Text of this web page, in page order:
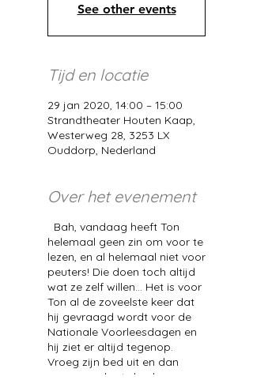
See other events
Tijd en locatie
29 jan 2020, 14:00 – 15:00
Strandtheater Houten Kaap,
Westerweg 28, 3253 LX
Ouddorp, Nederland
Over het evenement
Bah, vandaag heeft Ton
helemaal geen zin om voor te
lezen, en al helemaal niet voor
peuters! Die doen toch altijd
wat ze zelf willen… Het is voor
Ton al de zoveelste keer dat
hij gevraagd wordt voor de
Nationale Voorleesdagen en
hij ziet er altijd tegenop.
Vroeg zijn bed uit en dan
naar een plaats heel ver